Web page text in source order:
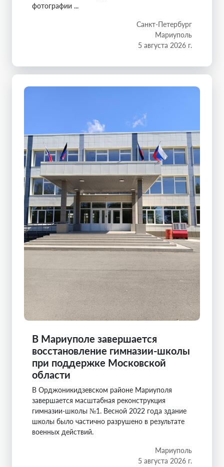
фотографии ...
Санкт-Петербург
Мариуполь
5 августа 2026 г.
В Мариуполе завершается
восстановление гимназии-школы
при поддержке Московской
области
В Орджоникидзевском районе Мариуполя
завершается масштабная реконструкция
гимназии-школы №1. Весной 2022 года здание
школы было частично разрушено в результате
военных действий.
Мариуполь
5 августа 2026 г.